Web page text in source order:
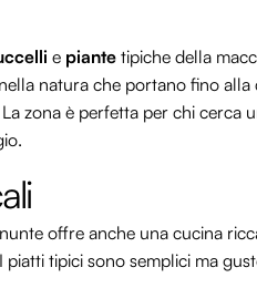
e piante tipiche della
natura che portano fino
zona è perfetta per chi cerca
offre anche una cucina
tipici sono semplici ma